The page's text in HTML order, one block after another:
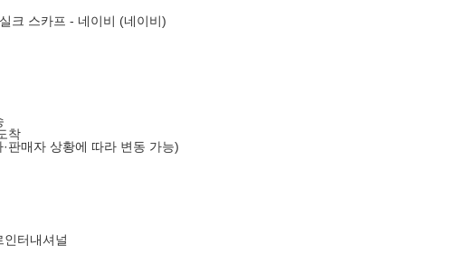
크 스카프 - 네이비 (네이비)
착
판매자 상황에 따라 변동 가능)
인터내셔널